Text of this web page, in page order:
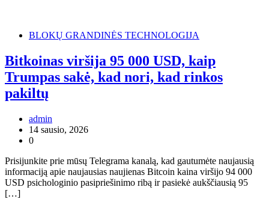
BLOKŲ GRANDINĖS TECHNOLOGIJA
Bitkoinas viršija 95 000 USD, kaip
Trumpas sakė, kad nori, kad rinkos
pakiltų
admin
14 sausio, 2026
0
Prisijunkite prie mūsų Telegrama kanalą, kad gautumėte naujausią
informaciją apie naujausias naujienas Bitcoin kaina viršijo 94 000
USD psichologinio pasipriešinimo ribą ir pasiekė aukščiausią 95
[…]